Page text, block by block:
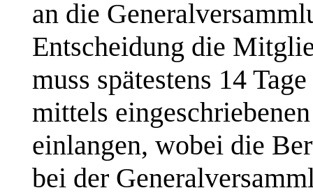
an die
Entscheidung die
muss spätestens 14
mittels
einlangen, wobei die
bei der